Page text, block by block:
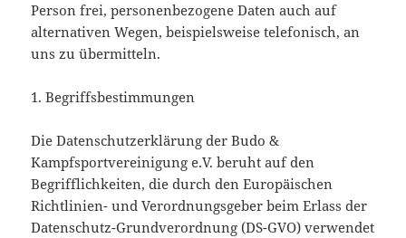
Person frei, personenbezogene Daten auch auf
alternativen Wegen, beispielsweise telefonisch, an
uns zu übermitteln.
1. Begriffsbestimmungen
Die Datenschutzerklärung der Budo &
Kampfsportvereinigung e.V. beruht auf den
Begrifflichkeiten, die durch den Europäischen
Richtlinien- und Verordnungsgeber beim Erlass der
Datenschutz-Grundverordnung (DS-GVO) verwendet